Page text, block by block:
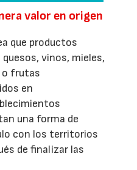
valor en origen
que productos
vinos, mieles,
o frutas
en
una forma de
con los territorios
de finalizar las